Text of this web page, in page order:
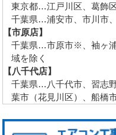
東京都…江戸川区、葛飾
千葉県…浦安市、市川市、
【市原店】
千葉県…市原市※、袖ヶ
域を除く
【八千代店】
千葉県…八千代市、習志
葉市（花見川区）、船橋